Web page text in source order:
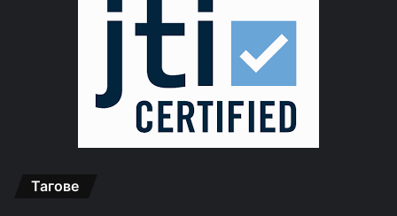
Тагове